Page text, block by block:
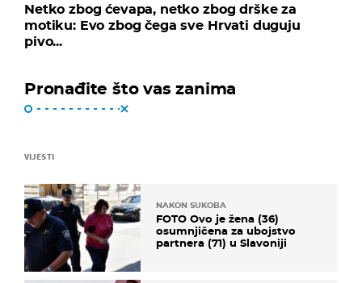
Netko zbog ćevapa, netko zbog drške za
motiku: Evo zbog čega sve Hrvati duguju
pivo...
Pronađite što vas zanima
VIJESTI
NAKON SUKOBA
FOTO Ovo je žena (36)
osumnjičena za ubojstvo
partnera (71) u Slavoniji